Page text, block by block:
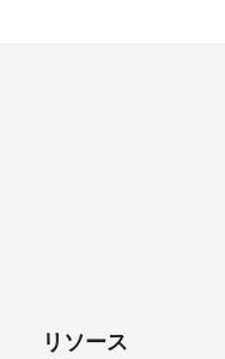
リソース